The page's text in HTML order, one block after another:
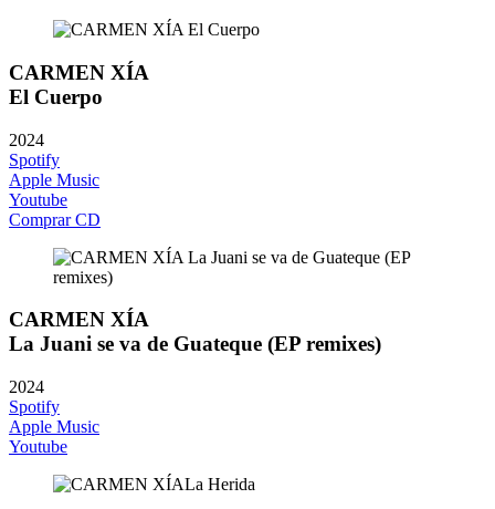
CARMEN XÍA
El Cuerpo
2024
Spotify
Apple Music
Youtube
Comprar CD
CARMEN XÍA
La Juani se va de Guateque (EP remixes)
2024
Spotify
Apple Music
Youtube